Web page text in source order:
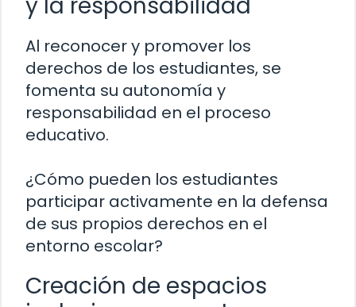
Al reconocer y promover los
derechos de los estudiantes, se
fomenta su autonomía y
responsabilidad en el proceso
educativo.
¿Cómo pueden los estudiantes
participar activamente en la defensa
de sus propios derechos en el
entorno escolar?
Creación de espacios